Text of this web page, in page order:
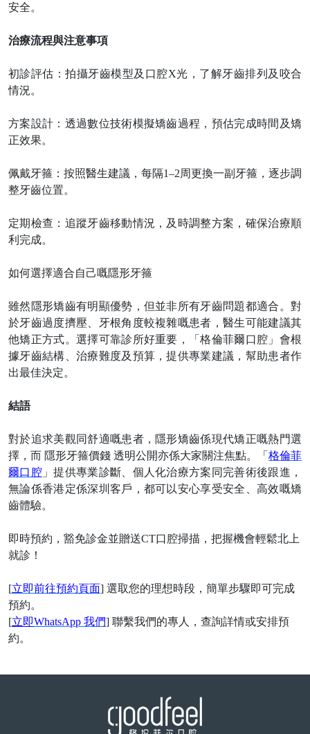
安全。
治療流程與注意事項
初診評估：拍攝牙齒模型及口腔X光，了解牙齒排列及咬合
情況。
方案設計：透過數位技術模擬矯齒過程，預估完成時間及矯
正效果。
佩戴牙箍：按照醫生建議，每隔1–2周更換一副牙箍，逐步調
整牙齒位置。
定期檢查：追蹤牙齒移動情況，及時調整方案，確保治療順
利完成。
如何選擇適合自己嘅隱形牙箍
雖然隱形矯齒有明顯優勢，但並非所有牙齒問題都適合。對
於牙齒過度擠壓、牙根角度較複雜嘅患者，醫生可能建議其
他矯正方式。選擇可靠診所好重要，「格倫菲爾口腔」會根
據牙齒結構、治療難度及預算，提供專業建議，幫助患者作
出最佳決定。
結語
對於追求美觀同舒適嘅患者，隱形矯齒係現代矯正嘅熱門選
擇，而 隱形牙箍價錢 透明公開亦係大家關注焦點。「 格倫菲
爾口腔」提供專業診斷、個人化治療方案同完善術後跟進，
無論係香港定係深圳客戶，都可以安心享受安全、高效嘅矯
齒體驗。
即時預約，豁免診金並贈送CT口腔掃描，把握機會輕鬆北上
就診 ！
[立即前往預約頁面] 選取您的理想時段，簡單步驟即可完成
預約。
[立即WhatsApp 我們] 聯繫我們的專人，查詢詳情或安排預
約。